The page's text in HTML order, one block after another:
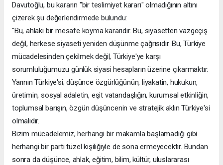
Davutoğlu, bu kararın "bir teslimiyet kararı" olmadığının altını
çizerek şu değerlendirmede bulundu:
"Bu, ahlaki bir mesafe koyma kararıdır. Bu, siyasetten vazgeçiş
değil, herkese siyaseti yeniden düşünme çağrısıdır. Bu, Türkiye
mücadelesinden çekilmek değil, Türkiye'ye karşı
sorumluluğumuzu günlük siyasi hesapların üzerine çıkarmaktır.
Yarının Türkiye'si; düşünce özgürlüğünün, liyakatin, hukukun,
üretimin, sosyal adaletin, eşit vatandaşlığın, kurumsal etkinliğin,
toplumsal barışın, özgün düşüncenin ve stratejik aklın Türkiye'si
olmalıdır.
Bizim mücadelemiz, herhangi bir makamla başlamadığı gibi
herhangi bir parti tüzel kişiliğiyle de sona ermeyecektir. Bundan
sonra da düşünce, ahlak, eğitim, bilim, kültür, uluslararası